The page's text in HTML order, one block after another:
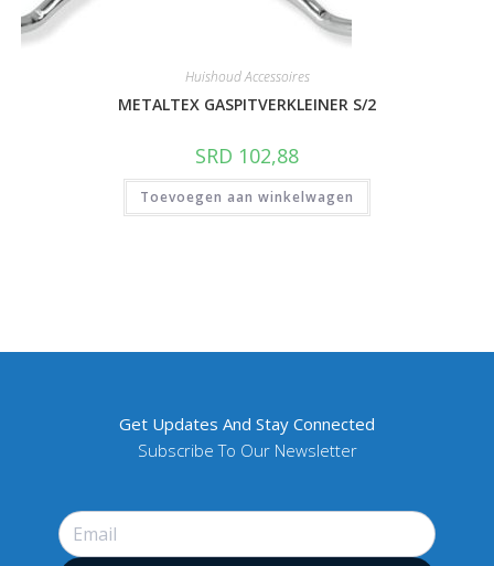
Huishoud Accessoires
METALTEX GASPITVERKLEINER S/2
SRD 102,88
Toevoegen aan winkelwagen
Get Updates And Stay Connected
Subscribe To Our Newsletter